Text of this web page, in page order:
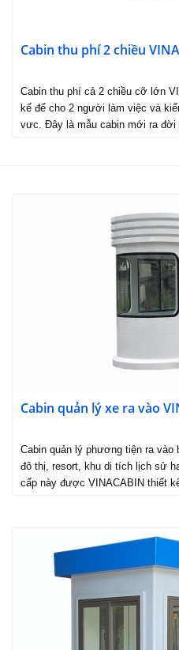
Cabin thu phí 2 chiều
Cabin thu phí cả 2 chiều cỡ lớn
kế để cho 2 người làm việc và
vưc. Đây là mẫu cabin mới ra
Cabin quản lý xe ra vào
Cabin quản lý phương tiện ra vào
đô thị, resort, khu di tích lịch sử
cấp này được VINACABIN thiết